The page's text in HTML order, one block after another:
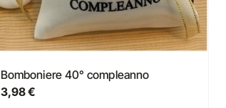
Bomboniere 40° compleanno
3,98 €